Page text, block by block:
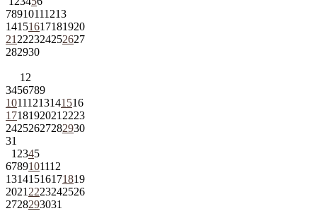
78910111213
14151617181920
21 222324252627
282930
1 2
3456789
10111213141516
1718192021 2223
24252627282930
31
1 2345
6789101112
13141516171819
2021 2223242526
2728293031